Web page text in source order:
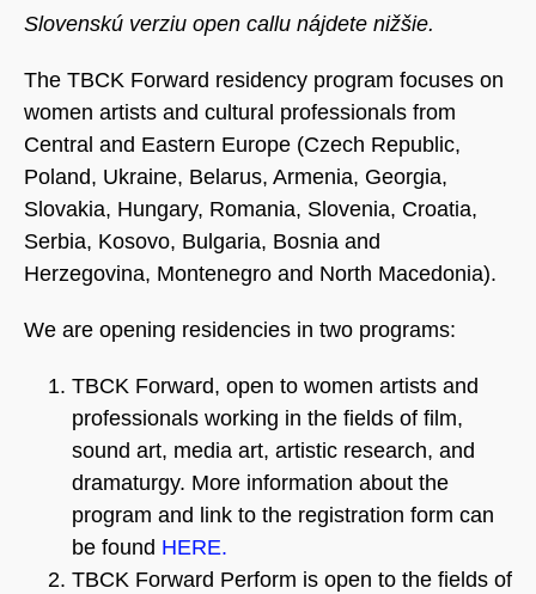
Slovenskú verziu open callu nájdete nižšie.
The TBCK Forward residency program focuses on
women artists and cultural professionals from
Central and Eastern Europe (Czech Republic,
Poland, Ukraine, Belarus, Armenia, Georgia,
Slovakia, Hungary, Romania, Slovenia, Croatia,
Serbia, Kosovo, Bulgaria, Bosnia and
Herzegovina, Montenegro and North Macedonia).
We are opening residencies in two programs:
TBCK Forward, open to women artists and
professionals working in the fields of film,
sound art, media art, artistic research, and
dramaturgy. More information about the
program and link to the registration form can
be found HERE.
TBCK Forward Perform is open to the fields of